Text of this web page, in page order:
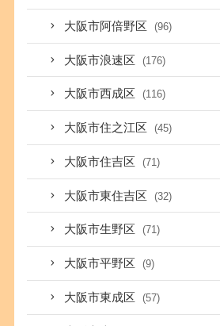
大阪市阿倍野区 (96)
大阪市浪速区 (176)
大阪市西成区 (116)
大阪市住之江区 (45)
大阪市住吉区 (71)
大阪市東住吉区 (32)
大阪市生野区 (71)
大阪市平野区 (9)
大阪市東成区 (57)